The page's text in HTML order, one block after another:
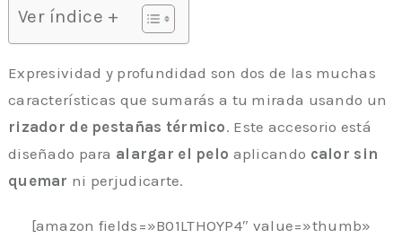
Ver índice +
Expresividad y profundidad son dos de las muchas
características que sumarás a tu mirada usando un
rizador de pestañas térmico. Este accesorio está
diseñado para alargar el pelo aplicando calor sin
quemar ni perjudicarte.
[amazon fields=»B01LTHOYP4″ value=»thumb»